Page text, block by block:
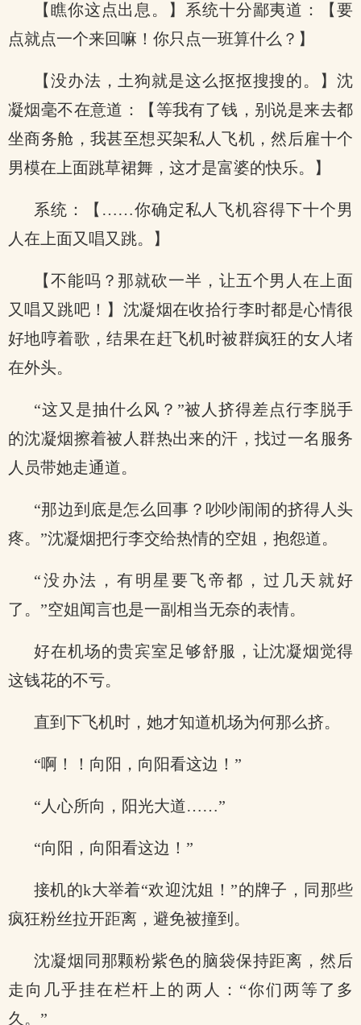
【瞧你这点出息。】系统十分鄙夷道：【要
点就点一个来回嘛！你只点一班算什么？】
【没办法，土狗就是这么抠抠搜搜的。】沈
凝烟毫不在意道：【等我有了钱，别说是来去都
坐商务舱，我甚至想买架私人飞机，然后雇十个
男模在上面跳草裙舞，这才是富婆的快乐。】
系统：【……你确定私人飞机容得下十个男
人在上面又唱又跳。】
【不能吗？那就砍一半，让五个男人在上面
又唱又跳吧！】沈凝烟在收拾行李时都是心情很
好地哼着歌，结果在赶飞机时被群疯狂的女人堵
在外头。
“这又是抽什么风？”被人挤得差点行李脱手
的沈凝烟擦着被人群热出来的汗，找过一名服务
人员带她走通道。
“那边到底是怎么回事？吵吵闹闹的挤得人头
疼。”沈凝烟把行李交给热情的空姐，抱怨道。
“没办法，有明星要飞帝都，过几天就好
了。”空姐闻言也是一副相当无奈的表情。
好在机场的贵宾室足够舒服，让沈凝烟觉得
这钱花的不亏。
直到下飞机时，她才知道机场为何那么挤。
“啊！！向阳，向阳看这边！”
“人心所向，阳光大道……”
“向阳，向阳看这边！”
接机的k大举着“欢迎沈姐！”的牌子，同那些
疯狂粉丝拉开距离，避免被撞到。
沈凝烟同那颗粉紫色的脑袋保持距离，然后
走向几乎挂在栏杆上的两人：“你们两等了多
久。”